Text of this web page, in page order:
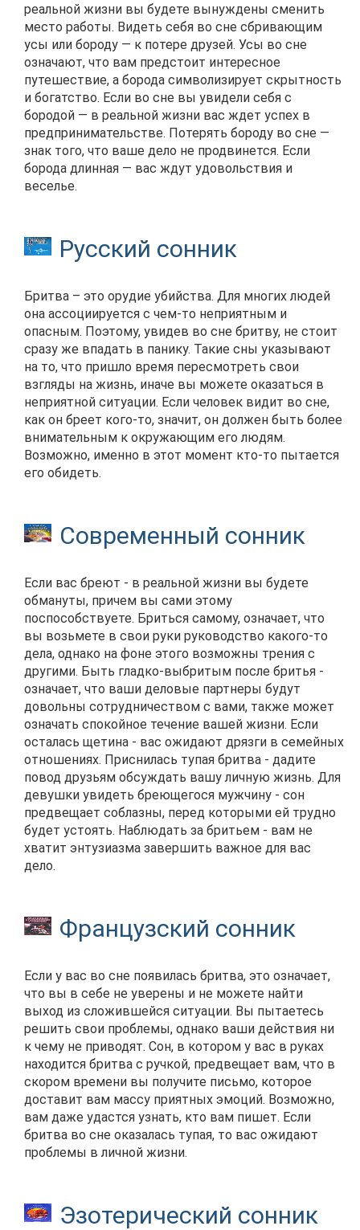
реальной жизни вы будете вынуждены сменить
место работы. Видеть себя во сне сбривающим
усы или бороду — к потере друзей. Усы во сне
означают, что вам предстоит интересное
путешествие, а борода символизирует скрытность
и богатство. Если во сне вы увидели себя с
бородой — в реальной жизни вас ждет успех в
предпринимательстве. Потерять бороду во сне —
знак того, что ваше дело не продвинется. Если
борода длинная — вас ждут удовольствия и
веселье.
Русский сонник
Бритва – это орудие убийства. Для многих людей
она ассоциируется с чем-то неприятным и
опасным. Поэтому, увидев во сне бритву, не стоит
сразу же впадать в панику. Такие сны указывают
на то, что пришло время пересмотреть свои
взгляды на жизнь, иначе вы можете оказаться в
неприятной ситуации. Если человек видит во сне,
как он бреет кого-то, значит, он должен быть более
внимательным к окружающим его людям.
Возможно, именно в этот момент кто-то пытается
его обидеть.
Современный сонник
Если вас бреют - в реальной жизни вы будете
обмануты, причем вы сами этому
поспособствуете. Бриться самому, означает, что
вы возьмете в свои руки руководство какого-то
дела, однако на фоне этого возможны трения с
другими. Быть гладко-выбритым после бритья -
означает, что ваши деловые партнеры будут
довольны сотрудничеством с вами, также может
означать спокойное течение вашей жизни. Если
осталась щетина - вас ожидают дрязги в семейных
отношениях. Приснилась тупая бритва - дадите
повод друзьям обсуждать вашу личную жизнь. Для
девушки увидеть бреющегося мужчину - сон
предвещает соблазны, перед которыми ей трудно
будет устоять. Наблюдать за бритьем - вам не
хватит энтузиазма завершить важное для вас
дело.
Французский сонник
Если у вас во сне появилась бритва, это означает,
что вы в себе не уверены и не можете найти
выход из сложившейся ситуации. Вы пытаетесь
решить свои проблемы, однако ваши действия ни
к чему не приводят. Сон, в котором у вас в руках
находится бритва с ручкой, предвещает вам, что в
скором времени вы получите письмо, которое
доставит вам массу приятных эмоций. Возможно,
вам даже удастся узнать, кто вам пишет. Если
бритва во сне оказалась тупая, то вас ожидают
проблемы в личной жизни.
Эзотерический сонник